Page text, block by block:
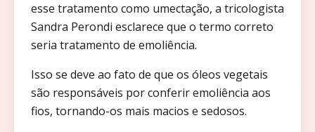
esse tratamento como umectação, a tricologista
Sandra Perondi esclarece que o termo correto
seria tratamento de emoliência.
Isso se deve ao fato de que os óleos vegetais
são responsáveis por conferir emoliência aos
fios, tornando-os mais macios e sedosos.